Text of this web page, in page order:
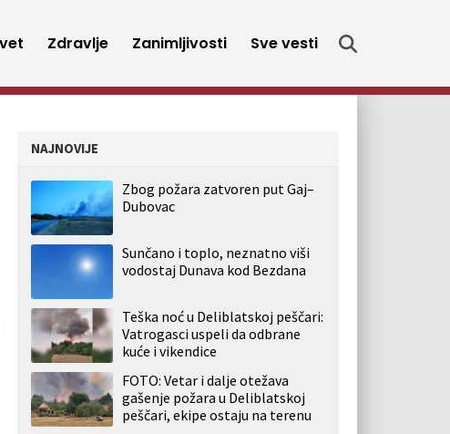
Zdravlje Zanimljivosti Sve vesti
NAJNOVIJE
Zbog požara zatvoren put Gaj–
Dubovac
Sunčano i toplo, neznatno viši
vodostaj Dunava kod Bezdana
Teška noć u Deliblatskoj peščari:
Vatrogasci uspeli da odbrane
kuće i vikendice
FOTO: Vetar i dalje otežava
gašenje požara u Deliblatskoj
peščari, ekipe ostaju na terenu